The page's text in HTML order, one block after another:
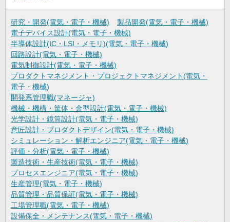
研究・開発(電気・電子・機械)
製品開発(電気・電子・機械)
電子デバイス設計(電気・電子・機械)
半導体設計(IC・LSI・メモリ)(電気・電子・機械)
回路設計(電気・電子・機械)
電気制御設計(電気・電子・機械)
プロダクトマネジメント・プロジェクトマネジメント(電気・
電子・機械)
開発系管理職(マネージャ)
機械・機構・筐体・金型設計(電気・電子・機械)
光学設計・鏡筒設計(電気・電子・機械)
意匠設計・プロダクトデザイン(電気・電子・機械)
シミュレーション・解析エンジニア(電気・電子・機械)
評価・分析(電気・電子・機械)
製造技術・生産技術(電気・電子・機械)
プロセスエンジニア(電気・電子・機械)
生産管理(電気・電子・機械)
品質管理・品質保証(電気・電子・機械)
工場管理職(電気・電子・機械)
設備保全・メンテナンス(電気・電子・機械)